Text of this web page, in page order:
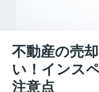
不動産の売
い！インス
注意点